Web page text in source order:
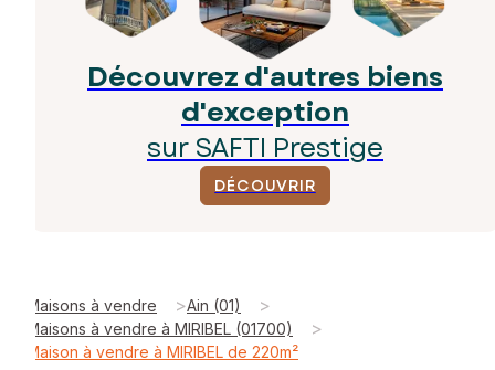
Découvrez d'autres biens
d'exception
sur SAFTI Prestige
DÉCOUVRIR
Maisons à vendre >Ain (01) >
Maisons à vendre à MIRIBEL (01700) >
Maison à vendre à MIRIBEL de 220m²